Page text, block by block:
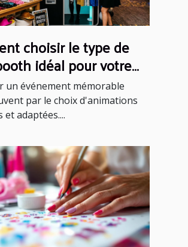
choisir le type de
idéal pour votre
?
un événement mémorable
par le choix d'animations
adaptées....